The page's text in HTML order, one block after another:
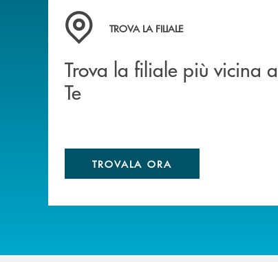
Trova la filiale più vicina a Te
TROVA LA FILIALE
Trova la filiale più vicina a
Te
TROVALA ORA